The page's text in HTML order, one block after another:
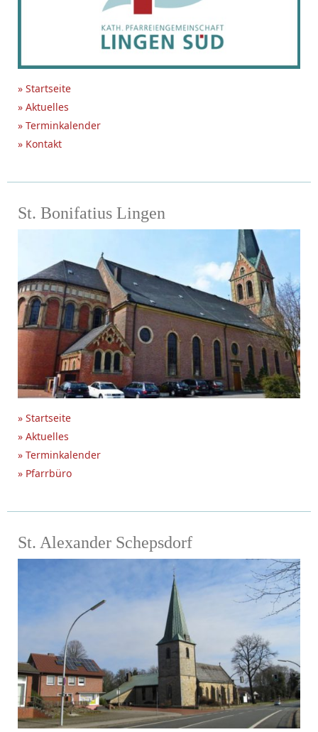
» Startseite
» Aktuelles
» Terminkalender
» Kontakt
St. Bonifatius Lingen
» Startseite
» Aktuelles
» Terminkalender
» Pfarrbüro
St. Alexander Schepsdorf